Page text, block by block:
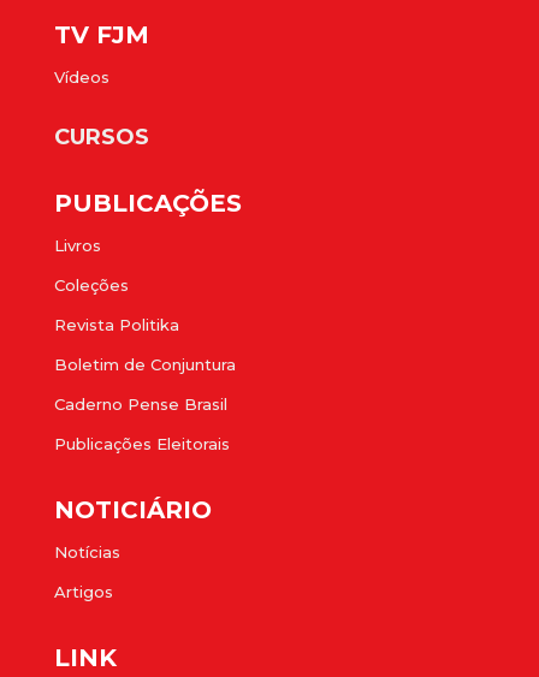
TV FJM
Vídeos
CURSOS
PUBLICAÇÕES
Livros
Coleções
Revista Politika
Boletim de Conjuntura
Caderno Pense Brasil
Publicações Eleitorais
NOTICIÁRIO
Notícias
Artigos
LINK